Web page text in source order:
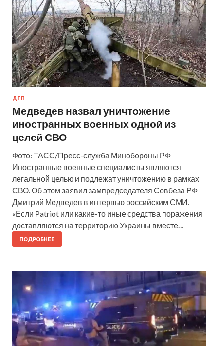
ДТП
Медведев назвал уничтожение
иностранных военных одной из
целей СВО
Фото: ТАСС/Пресс-служба Минобороны РФ
Иностранные военные специалисты являются
легальной целью и подлежат уничтожению в рамках
СВО. Об этом заявил зампредседателя Совбеза РФ
Дмитрий Медведев в интервью российским СМИ.
«Если Patriot или какие-то иные средства поражения
доставляются на территорию Украины вместе…
ПОДРОБНЕЕ